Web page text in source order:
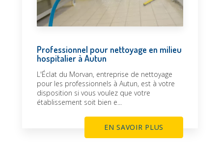
Professionnel pour nettoyage en milieu
hospitalier à Autun
L'Éclat du Morvan, entreprise de nettoyage
pour les professionnels à Autun, est à votre
disposition si vous voulez que votre
établissement soit bien e...
EN SAVOIR PLUS